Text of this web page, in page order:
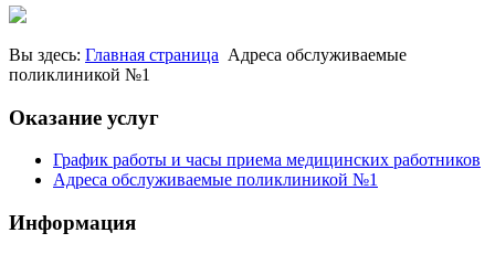
Вы здесь: Главная страница Адреса обслуживаемые
поликлиникой №1
Оказание услуг
График работы и часы приема медицинских работников
Адреса обслуживаемые поликлиникой №1
Информация